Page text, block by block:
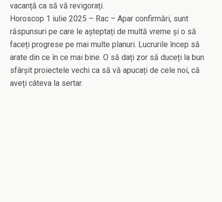
vacanță ca să vă revigorați.
Horoscop 1 iulie 2025 – Rac – Apar confirmări, sunt
răspunsuri pe care le așteptați de multă vreme și o să
faceți progrese pe mai multe planuri. Lucrurile încep să
arate din ce în ce mai bine. O să dați zor să duceți la bun
sfârșit proiectele vechi ca să vă apucați de cele noi, că
aveți câteva la sertar.